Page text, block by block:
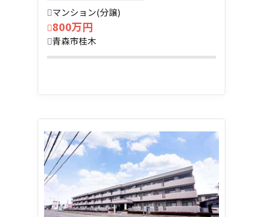
マンション(分譲)
800万円
青森市桂木